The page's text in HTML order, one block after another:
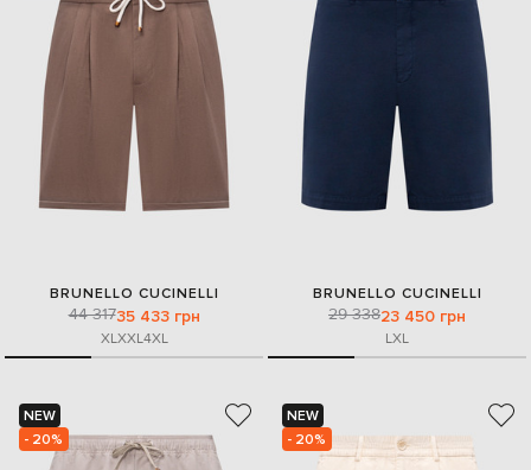
BRUNELLO CUCINELLI
44 31735 433 грн
XLXXL4XL
BRUNELLO CUCINELLI
29 33823 450 грн
LXL
NEW
- 20%
NEW
- 20%